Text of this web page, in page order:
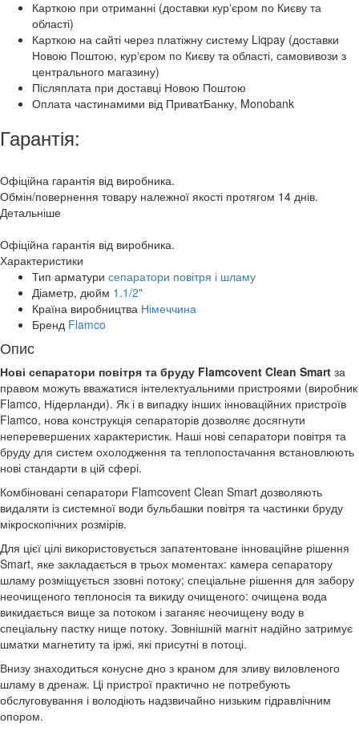
Карткою при отриманні (доставки курʼєром по Києву та
області)
Карткою на сайті через платіжну систему Liqpay (доставки
Новою Поштою, курʼєром по Києву та області, самовивози з
центрального магазину)
Післяплата при доставці Новою Поштою
Оплата частинамими від ПриватБанку, Monobank
Гарантія:
Офіційна гарантія від виробника.
Обмін/повернення товару належної якості протягом 14 днів.
Детальніше
Офіційна гарантія від виробника.
Характеристики
Тип арматури сепаратори повітря і шламу
Діаметр, дюйм 1.1/2"
Країна виробництва Німеччина
Бренд Flamco
Опис
Нові сепаратори повітря та бруду Flamcovent Clean Smart за
правом можуть вважатися інтелектуальними пристроями (виробник
Flamco, Нідерланди). Як і в випадку інших інноваційних пристроїв
Flamco, нова конструкція сепараторів дозволяє досягнути
неперевершених характеристик. Наші нові сепаратори повітря та
бруду для систем охолодження та теплопостачання встановлюють
нові стандарти в цій сфері.
Комбіновані сепаратори Flamcovent Clean Smart дозволяють
видаляти із системної води бульбашки повітря та частинки бруду
мікроскопічних розмірів.
Для цієї цілі використовується запатентоване інноваційне рішення
Smart, яке закладається в трьох моментах: камера сепаратору
шламу розміщується ззовні потоку; спеціальне рішення для забору
неочищеного теплоносія та викиду очищеного: очищена вода
викидається вище за потоком і заганяє неочищену воду в
спеціальну пастку нище потоку. Зовнішній магніт надійно затримує
шматки магнетиту та іржі, які присутні в потоці.
Внизу знаходиться конусне дно з краном для зливу виловленого
шламу в дренаж. Ці пристрої практично не потребують
обслуговування і володіють надзвичайно низьким гідравлічним
опором.